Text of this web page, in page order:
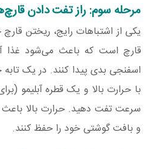
مرحله سوم: راز تفت دادن
یکی از اشتباهات رایج، ریختن
قارچ است که باعث می‌شود غذا
اسفنجی بدی پیدا کنند. در یک تابه
با حرارت بالا و یک قطره آبلیمو
سرعت تفت دهید. حرارت بالا باعث
و بافت گوشتی خود را حفظ کنند.